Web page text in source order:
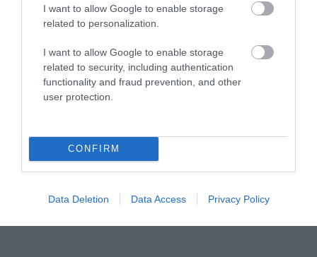
I want to allow Google to enable storage
related to personalization.
I want to allow Google to enable storage
related to security, including authentication
functionality and fraud prevention, and other
user protection.
CONFIRM
Data Deletion Data Access Privacy Policy
πυροσβέστες όταν τους λέει ήρωες–όχι όταν ζητούν
στήριξη»
Συνταγματική Αναθεώρηση και φορτώνει ευθύνες στη